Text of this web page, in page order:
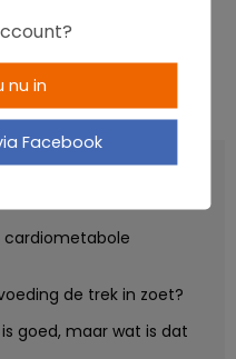
voor een gezonde
deze studie zouden
cardiometabole
de trek in zoet?
goed, maar wat is dat
nu in
Facebook